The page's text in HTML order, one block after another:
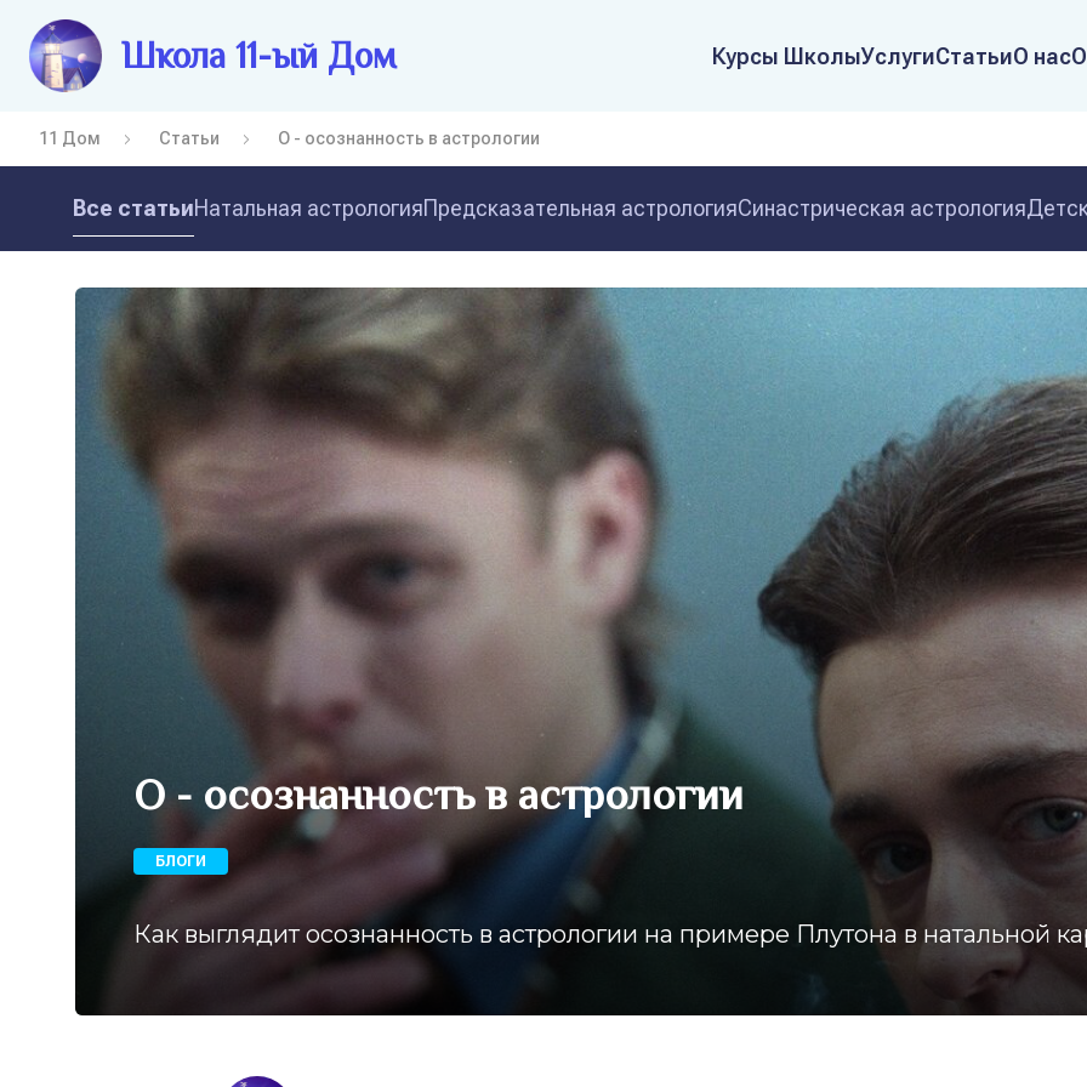
Школа 11-ый Дом Курсы ШколыУслугиСтатьиО нас
11 Дом Статьи О - осознанность в астрологии
Все статьиНатальная астрологияПредсказательная астрологияСинастрическая астрология
О - осознанность в астрологии
БЛОГИ
Как выглядит осознанность в астрологии на примере Плутона в натальной